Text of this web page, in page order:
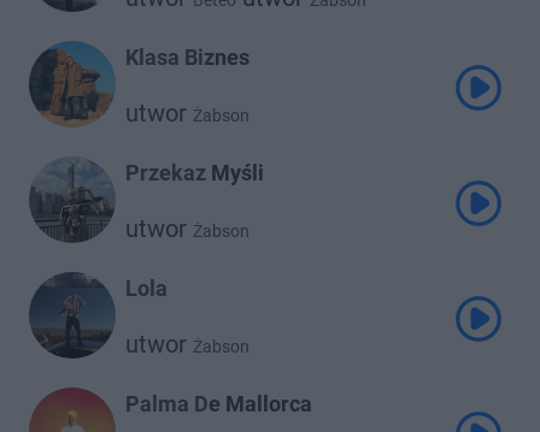
Klasa Biznes
utwor Żabson
Przekaz Myśli
utwor Żabson
Lola
utwor Żabson
Palma De Mallorca